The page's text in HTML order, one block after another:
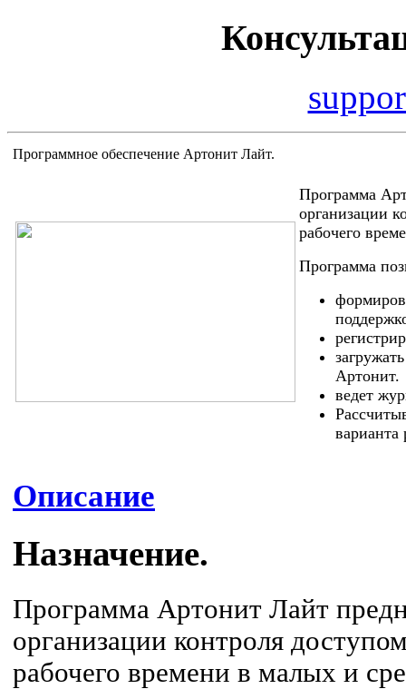
Программное обеспечение Артонит Лайт.
Программа
организации
рабочего
Программа
Артонит.
ведет
варианта
Описание
Назначение.
Программа Артонит Лайт
организации контроля
рабочего времени в малых и